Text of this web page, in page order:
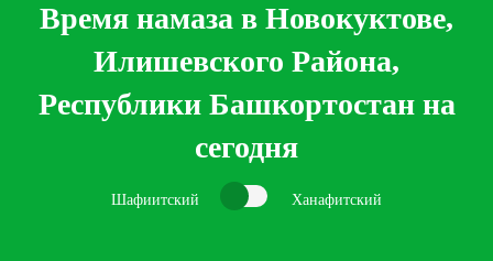
Время намаза в Новокуктове,
Илишевского Района,
Республики Башкортостан на
сегодня
Шафиитский Ханафитский